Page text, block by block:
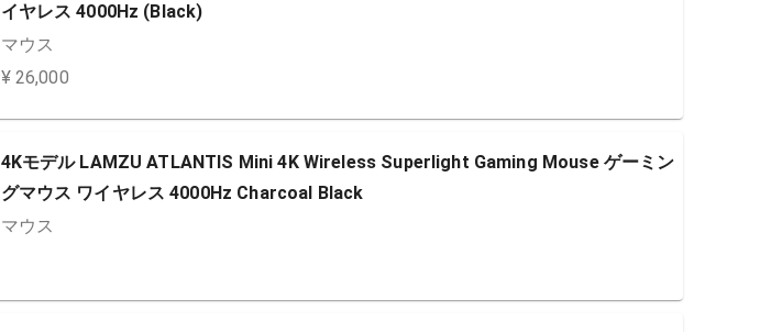
イヤレス 4000Hz (Black)
マウス
¥ 26,000
4Kモデル LAMZU ATLANTIS Mini 4K Wireless Superlight Gaming Mouse ゲーミン
グマウス ワイヤレス 4000Hz Charcoal Black
マウス